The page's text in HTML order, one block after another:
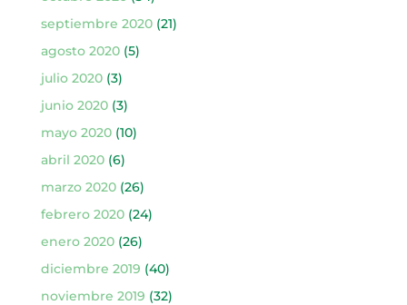
septiembre 2020(21)
agosto 2020(5)
julio 2020(3)
junio 2020(3)
mayo 2020(10)
abril 2020(6)
marzo 2020(26)
febrero 2020(24)
enero 2020(26)
diciembre 2019 (40)
noviembre 2019 (32)